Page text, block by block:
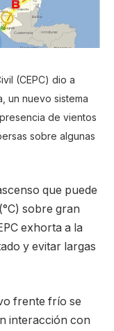
(CEPC) dio a
un nuevo sistema
de vientos
sobre algunas
que puede
sobre gran
exhorta a la
y evitar largas
frente frío se
interacción con